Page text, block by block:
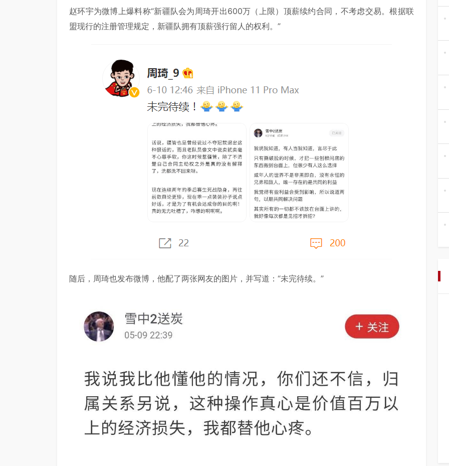
赵环宇为微博上爆料称“新疆队会为周琦开出600万（上限）顶薪续约合同，不考虑交易。根据联
盟现行的注册管理规定，新疆队拥有顶薪强行留人的权利。”
随后，周琦也发布微博，他配了两张网友的图片，并写道：“未完待续。”